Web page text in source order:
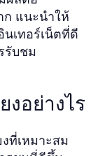
แนะนำให้
เทอร์เน็ตที่ดี
รับชม
อย่างไร
ที่เหมาะสม